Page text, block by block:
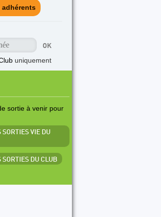
adhérents
uniquement
sortie à venir pour
SORTIES VIE DU
SORTIES DU CLUB